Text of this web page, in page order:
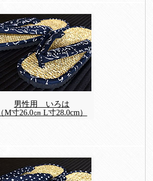
男性用 いろは
（M寸26.0㎝ L寸28.0cm）